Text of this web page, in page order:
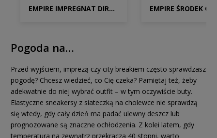
EMPIRE IMPREGNAT DIRT BLOCKER
Pogoda na…
Przed wyjściem, imprezą czy city breakiem często sprawdzasz
pogodę? Chcesz wiedzieć, co Cię czeka? Pamiętaj też, żeby
adekwatnie do niej wybrać outfit – w tym oczywiście buty.
Elastyczne sneakersy z siateczką na cholewce nie sprawdzą
się wtedy, gdy cały dzień ma padać ulewny deszcz lub
prognozowane są znaczne ochłodzenia. Z kolei latem, gdy
temperatura na zewnątrz przekracza 40 stopni, warto